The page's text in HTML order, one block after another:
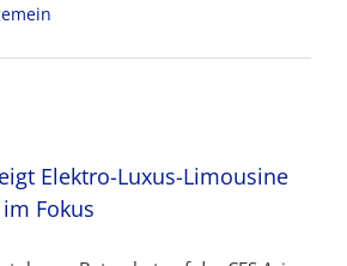
Elektro-Luxus-Limousine
Fokus